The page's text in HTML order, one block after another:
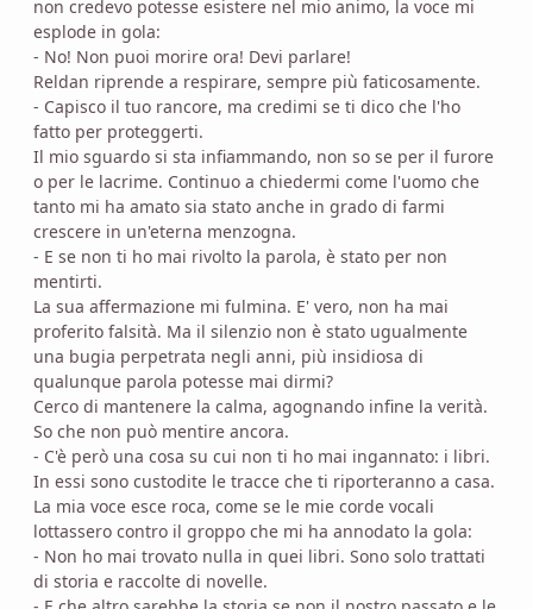
non credevo potesse esistere nel mio animo, la voce mi
esplode in gola:
- No! Non puoi morire ora! Devi parlare!
Reldan riprende a respirare, sempre più faticosamente.
- Capisco il tuo rancore, ma credimi se ti dico che l'ho
fatto per proteggerti.
Il mio sguardo si sta infiammando, non so se per il furore
o per le lacrime. Continuo a chiedermi come l'uomo che
tanto mi ha amato sia stato anche in grado di farmi
crescere in un'eterna menzogna.
- E se non ti ho mai rivolto la parola, è stato per non
mentirti.
La sua affermazione mi fulmina. E' vero, non ha mai
proferito falsità. Ma il silenzio non è stato ugualmente
una bugia perpetrata negli anni, più insidiosa di
qualunque parola potesse mai dirmi?
Cerco di mantenere la calma, agognando infine la verità.
So che non può mentire ancora.
- C'è però una cosa su cui non ti ho mai ingannato: i libri.
In essi sono custodite le tracce che ti riporteranno a casa.
La mia voce esce roca, come se le mie corde vocali
lottassero contro il groppo che mi ha annodato la gola:
- Non ho mai trovato nulla in quei libri. Sono solo trattati
di storia e raccolte di novelle.